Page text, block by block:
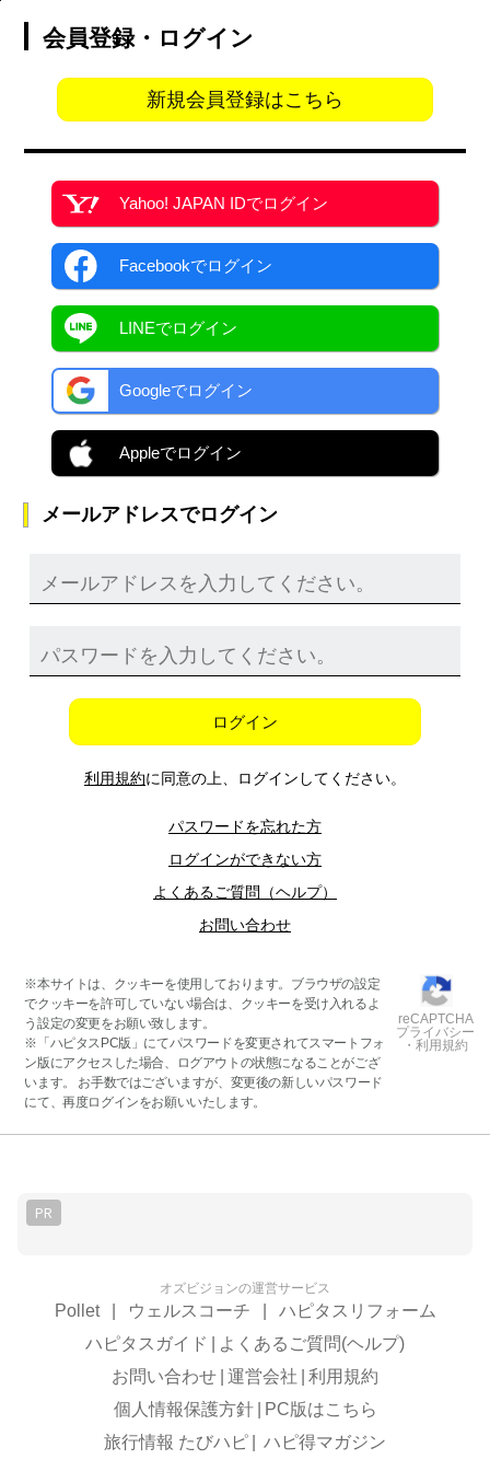
会員登録・ログイン
新規会員登録はこちら
Yahoo! JAPAN IDでログイン
Facebookでログイン
LINEでログイン
Googleでログイン
Appleでログイン
メールアドレスでログイン
ログイン
利用規約に同意の上、ログインしてください。
パスワードを忘れた方
ログインができない方
よくあるご質問（ヘルプ）
お問い合わせ
※本サイトは、クッキーを使用しております。ブラウザの設定
でクッキーを許可していない場合は、クッキーを受け入れるよ
う設定の変更をお願い致します。
※「ハピタスPC版」にてパスワードを変更されてスマートフォ
ン版にアクセスした場合、ログアウトの状態になることがござ
います。 お手数ではございますが、変更後の新しいパスワード
にて、再度ログインをお願いいたします。
reCAPTCHA
プライバシー
・利用規約
PR
オズビジョンの運営サービス
Pollet ウェルスコーチ
ハピタスリフォーム
ハピタスガイド
よくあるご質問(ヘルプ)
お問い合わせ 運営会社
利用規約
個人情報保護方針
PC版はこちら
旅行情報 たびハピ
ハピ得マガジン